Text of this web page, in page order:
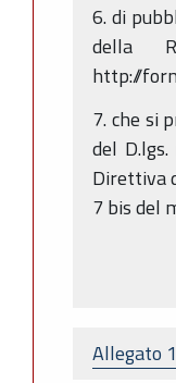
6. di
della
http://
7. che si
del
Direttiva
7 bis del
Allegato